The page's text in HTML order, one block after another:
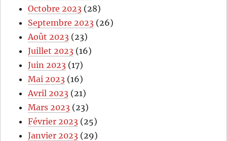
Octobre 2023 (28)
Septembre 2023 (26)
Août 2023 (23)
Juillet 2023 (16)
Juin 2023 (17)
Mai 2023 (16)
Avril 2023 (21)
Mars 2023 (23)
Février 2023 (25)
Janvier 2023 (29)